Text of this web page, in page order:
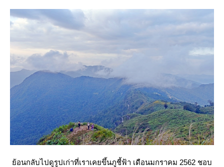
้อนกลับไปดูรูปเก่าที่เราเคยขึ้นภูชี้ฟ้า เดือนมกราคม 2562 ชอบ